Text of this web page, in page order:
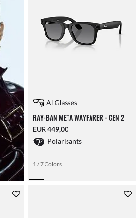
RAY-BAN META WAYFARER - GEN 2
EUR 449,00
Polarisants
1 / 7 Colors